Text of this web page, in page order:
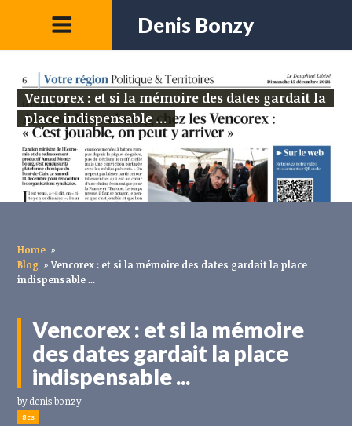
Denis Bonzy
Vencorex : et si la mémoire des dates gardait la
place indispensable ...
Home »
Blog » Vencorex : et si la mémoire des dates gardait la place
indispensable ...
Vencorex : et si la mémoire
des dates gardait la place
indispensable ...
bydenis bonzy
8cs